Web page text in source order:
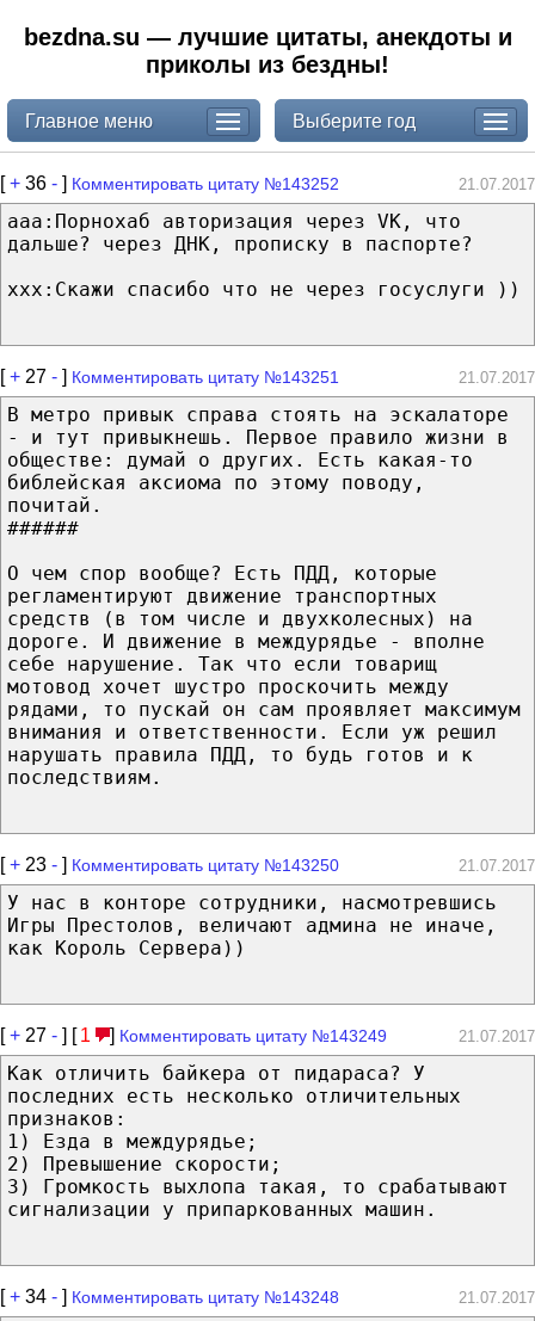
bezdna.su — лучшие цитаты, анекдоты и
приколы из бездны!
Главное меню Выберите год
[+ 36 - ] Комментировать цитату №143252 21.07.2017
aaa:Порнохаб авторизация через VK, что
дальше? через ДНК, прописку в паспорте?
ххх:Скажи спасибо что не через госуслуги ))
[+ 27 - ] Комментировать цитату №143251 21.07.2017
В метро привык справа стоять на эскалаторе
- и тут привыкнешь. Первое правило жизни в
обществе: думай о других. Есть какая-то
библейская аксиома по этому поводу,
почитай.
######
О чем спор вообще? Есть ПДД, которые
регламентируют движение транспортных
средств (в том числе и двухколесных) на
дороге. И движение в междурядье - вполне
себе нарушение. Так что если товарищ
мотовод хочет шустро проскочить между
рядами, то пускай он сам проявляет максимум
внимания и ответственности. Если уж решил
нарушать правила ПДД, то будь готов и к
последствиям.
[+ 23 - ] Комментировать цитату №143250 21.07.2017
У нас в конторе сотрудники, насмотревшись
Игры Престолов, величают админа не иначе,
как Король Сервера))
[+ 27 - ] [ 1 ] Комментировать цитату №143249 21.07.2017
Как отличить байкера от пидараса? У
последних есть несколько отличительных
признаков:
1) Езда в междурядье;
2) Превышение скорости;
3) Громкость выхлопа такая, то срабатывают
сигнализации у припаркованных машин.
[+ 34 - ] Комментировать цитату №143248 21.07.2017